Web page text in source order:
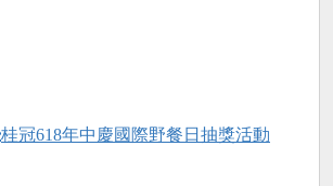
桂冠618年中慶國際野餐日抽獎活動